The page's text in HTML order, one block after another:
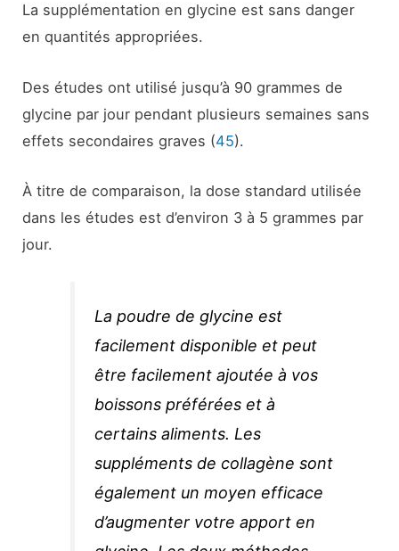
La supplémentation en glycine est sans danger
en quantités appropriées.
Des études ont utilisé jusqu’à 90 grammes de
glycine par jour pendant plusieurs semaines sans
effets secondaires graves (45).
À titre de comparaison, la dose standard utilisée
dans les études est d’environ 3 à 5 grammes par
jour.
La poudre de glycine est
facilement disponible et peut
être facilement ajoutée à vos
boissons préférées et à
certains aliments. Les
suppléments de collagène sont
également un moyen efficace
d’augmenter votre apport en